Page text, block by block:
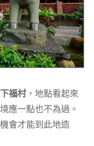
福村 ，地點看起來
應一點也不為過。
會才能到此地造